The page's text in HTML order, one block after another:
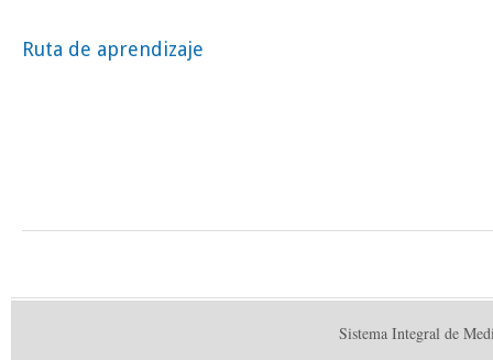
Ruta de aprendizaje
Sistema Integral de